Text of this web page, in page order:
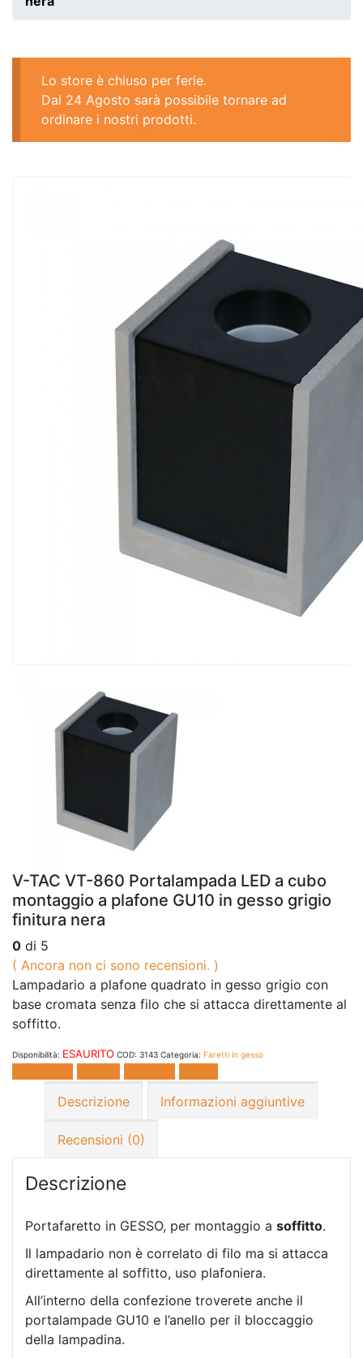
Lo store è chiuso per ferie.
Dal 24 Agosto sarà possibile tornare ad
ordinare i nostri prodotti.
V-TAC VT-860 Portalampada LED a cubo
montaggio a plafone GU10 in gesso grigio
finitura nera
0 di 5
( Ancora non ci sono recensioni. )
Lampadario a plafone quadrato in gesso grigio con
base cromata senza filo che si attacca direttamente al
soffitto.
Disponibilità: ESAURITO COD: 3143 Categoria: Faretti in gesso
Descrizione
Informazioni aggiuntive
Recensioni (0)
Descrizione
Portafaretto in GESSO, per montaggio a soffitto.
Il lampadario non è correlato di filo ma si attacca
direttamente al soffitto, uso plafoniera.
All’interno della confezione troverete anche il
portalampade GU10 e l’anello per il bloccaggio
della lampadina.